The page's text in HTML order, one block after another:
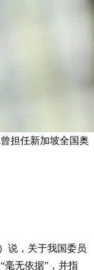
担任新加坡全国奥
说，关于我国委员
毫无依据”，并指